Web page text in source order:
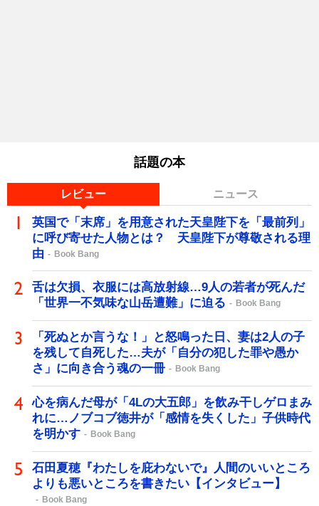
話題の本
レビュー ニュース
英国で「末席」を用意された天皇陛下を「最前列」
に呼び寄せた人物とは？ 天皇陛下が尊敬される理
由
Book Bang
舌は欠損、衣服には高放射線…9人の若者が死んだ
「世界一不気味な山岳遭難」に迫る
Book Bang
「死ぬとか言うな！」と怒鳴った日、妻は2人の子
を残して自死した…夫が「自分の犯した罪や愚か
さ」に向き合う魂の一冊
Book Bang
心を病んだ母が「4Lの大五郎」を飲み干しゲロまみ
れに…ノブコブ徳井が「感情を失くした」子供時代
を明かす
Book Bang
石田夏穂『わたしを庇わないで』人間のいいところ
よりも悪いところを書きたい【インタビュー】
Book Bang